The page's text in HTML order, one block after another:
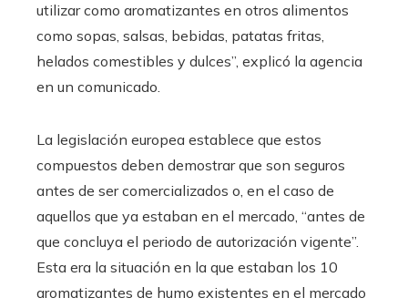
utilizar como aromatizantes en otros alimentos
como sopas, salsas, bebidas, patatas fritas,
helados comestibles y dulces”, explicó la agencia
en un comunicado.
La legislación europea establece que estos
compuestos deben demostrar que son seguros
antes de ser comercializados o, en el caso de
aquellos que ya estaban en el mercado, “antes de
que concluya el periodo de autorización vigente”.
Esta era la situación en la que estaban los 10
aromatizantes de humo existentes en el mercado